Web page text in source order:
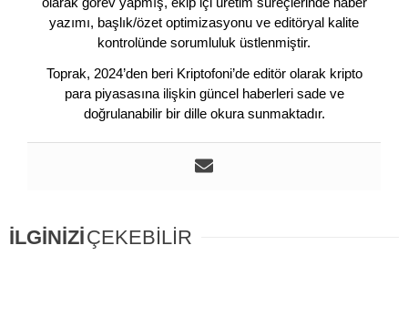
yazımı, başlık/özet optimizasyonu ve editöryal kalite
kontrolünde sorumluluk üstlenmiştir.
Toprak, 2024’den beri Kriptofoni’de editör olarak kripto
para piyasasına ilişkin güncel haberleri sade ve
doğrulanabilir bir dille okura sunmaktadır.
İLGİNİZİÇEKEBİLİR